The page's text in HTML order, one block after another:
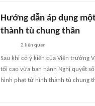
Hướng dẫn áp dụng
thành tù chung thân
2 liên quan
Sau khi có ý kiến của Viện trưởng
tối cao vừa ban hành Nghị quyết
hình phạt tử hình thành tù chung